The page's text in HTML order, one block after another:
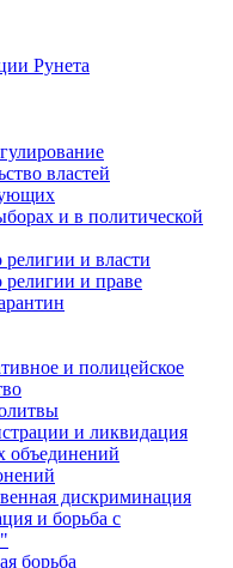
Рунета
властей
и в политической
и власти
религии и праве
и полицейское
и ликвидация
объединений
дискриминация
и борьба с
борьба